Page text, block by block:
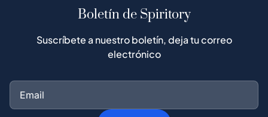
Boletín de Spiritory
Suscríbete a nuestro boletín, deja tu correo
electrónico